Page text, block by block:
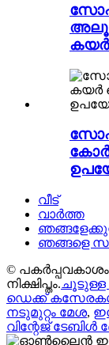
സോഫ
വീട്
വാർത്ത
ഞങ്ങളെ
©
നിക്ഷിപ്തം. ചൂടുള്ള
ഡെക്ക്
നടുമുറ്റം മേശ,
വിന്റേജ്